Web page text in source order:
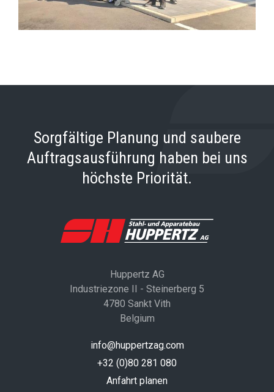
Sorgfältige Planung und saubere
Auftragsausführung haben bei uns
höchste Priorität.
Huppertz AG
Industriezone II - Steinerberg 5
4780 Sankt Vith
Belgium
info@huppertzag.com
+32 (0)80 281 080
Anfahrt planen